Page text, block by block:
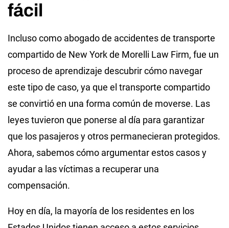
fácil
Incluso como abogado de accidentes de transporte
compartido de New York de Morelli Law Firm, fue un
proceso de aprendizaje descubrir cómo navegar
este tipo de caso, ya que el transporte compartido
se convirtió en una forma común de moverse. Las
leyes tuvieron que ponerse al día para garantizar
que los pasajeros y otros permanecieran protegidos.
Ahora, sabemos cómo argumentar estos casos y
ayudar a las víctimas a recuperar una
compensación.
Hoy en día, la mayoría de los residentes en los